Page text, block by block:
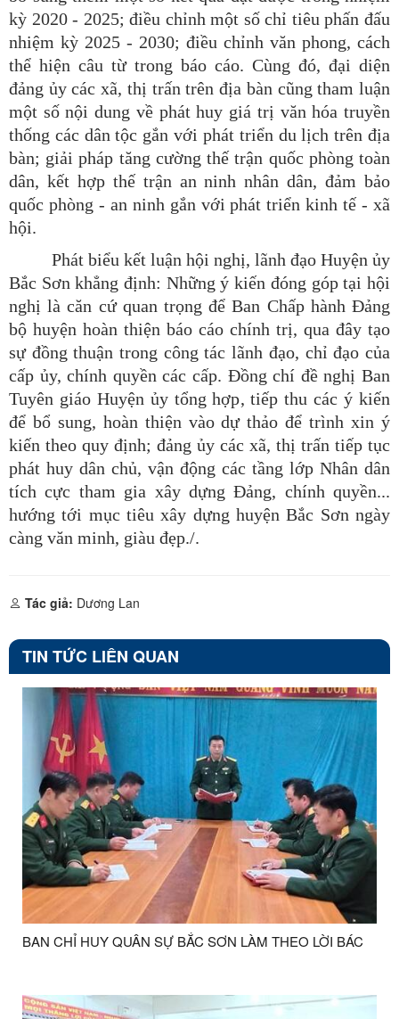
kỳ 2020 - 2025; điều chỉnh một số chỉ tiêu phấn đấu
nhiệm kỳ 2025 - 2030; điều chỉnh văn phong, cách
thể hiện câu từ trong báo cáo. Cùng đó, đại diện
đảng ủy các xã, thị trấn trên địa bàn cũng tham luận
một số nội dung về phát huy giá trị văn hóa truyền
thống các dân tộc gắn với phát triển du lịch trên địa
bàn; giải pháp tăng cường thế trận quốc phòng toàn
dân, kết hợp thế trận an ninh nhân dân, đảm bảo
quốc phòng - an ninh gắn với phát triển kinh tế - xã
hội.
Phát biểu kết luận hội nghị, lãnh đạo Huyện ủy
Bắc Sơn khẳng định: Những ý kiến đóng góp tại hội
nghị là căn cứ quan trọng để Ban Chấp hành Đảng
bộ huyện hoàn thiện báo cáo chính trị, qua đây tạo
sự đồng thuận trong công tác lãnh đạo, chỉ đạo của
cấp ủy, chính quyền các cấp. Đồng chí đề nghị Ban
Tuyên giáo Huyện ủy tổng hợp, tiếp thu các ý kiến
để bổ sung, hoàn thiện vào dự thảo để trình xin ý
kiến theo quy định; đảng ủy các xã, thị trấn tiếp tục
phát huy dân chủ, vận động các tầng lớp Nhân dân
tích cực tham gia xây dựng Đảng, chính quyền...
hướng tới mục tiêu xây dựng huyện Bắc Sơn ngày
càng văn minh, giàu đẹp./.
Tác giả: Dương Lan
TIN TỨC LIÊN QUAN
BAN CHỈ HUY QUÂN SỰ BẮC SƠN LÀM THEO LỜI BÁC